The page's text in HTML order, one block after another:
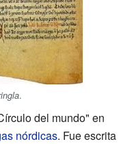
.
del mundo" en
nórdicas. Fue escrita